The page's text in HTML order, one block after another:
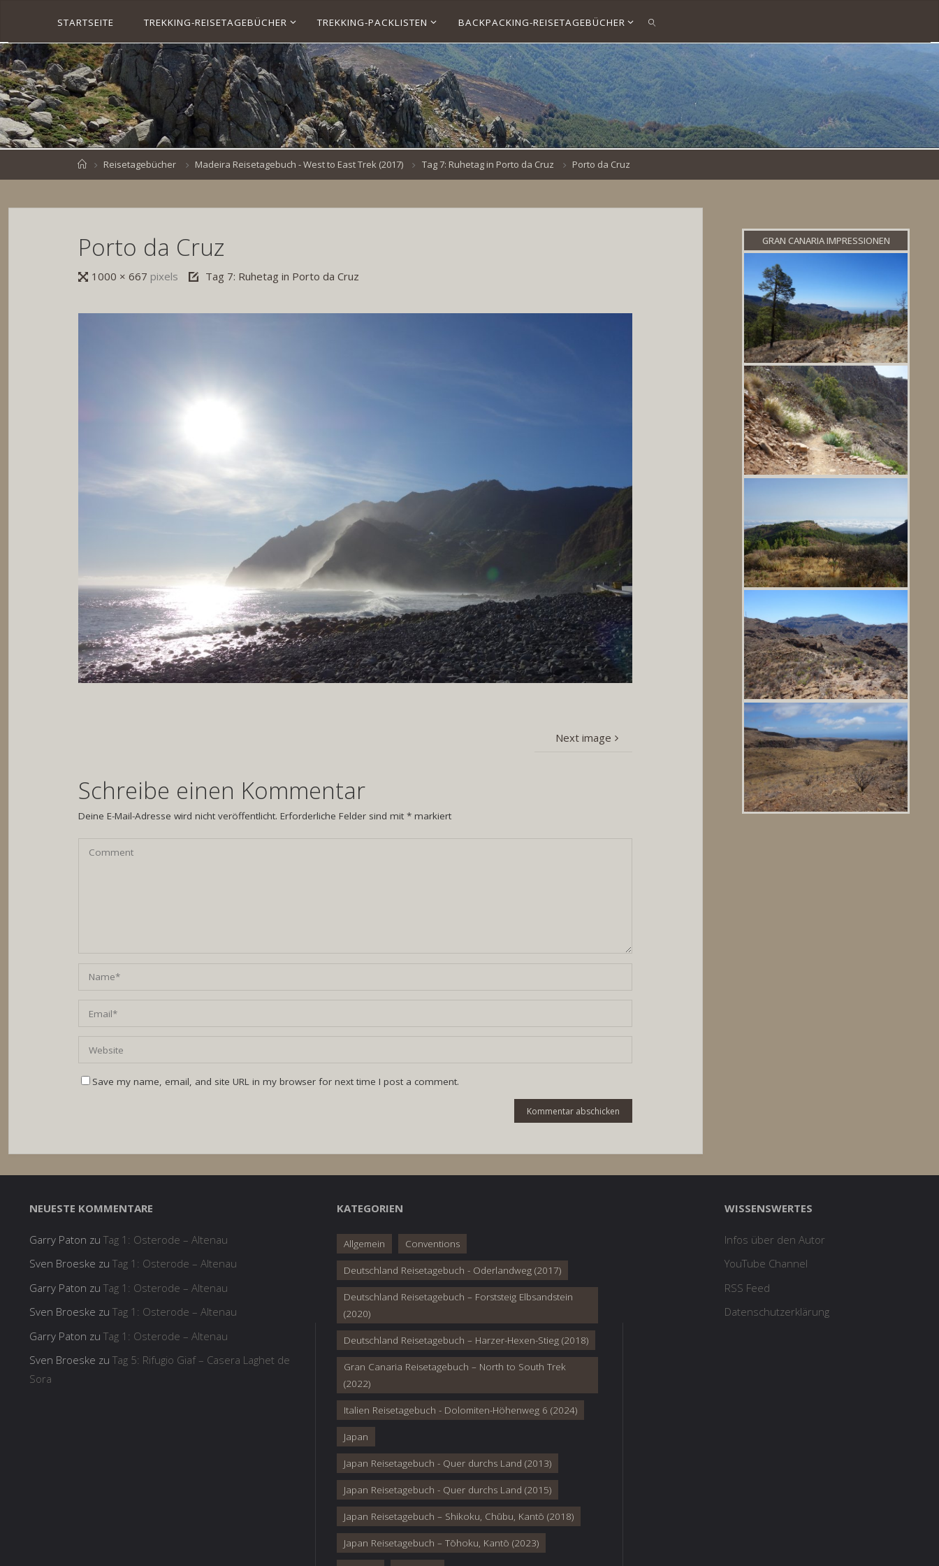
content
VE
NB
RO
ESK
E.D
STARTSEITE TREKKING-REISETAGEBÜCHER TREKKING-PACKLISTEN BACKPACKING-REISETAGEBÜCHER
SEARCH
HomeReisetagebücher Madeira Reisetagebuch - West to East Trek (2017) Tag 7: Ruhetag in Porto da Cruz Porto da Cruz
Porto da Cruz
Full1000 × 667 pixels Tag 7: Ruhetag in Porto da Cruz
Next image
Schreibe einen Kommentar
Deine E-Mail-Adresse wird nicht veröffentlicht. Erforderliche Felder sind mit* markiert
Save my name, email, and site URL in my browser for next time I post a comment.
GRAN CANARIA IMPRESSIONEN
NEUESTE KOMMENTARE
Garry Paton zu Tag 1: Osterode – Altenau
Sven Broeske zu Tag 1: Osterode – Altenau
Garry Paton zu Tag 1: Osterode – Altenau
Sven Broeske zu Tag 1: Osterode – Altenau
Garry Paton zu Tag 1: Osterode – Altenau
Sven Broeske zu Tag 5: Rifugio Giaf – Casera Laghet de
Sora
KATEGORIEN
Allgemein Conventions
Deutschland Reisetagebuch - Oderlandweg (2017)
Deutschland Reisetagebuch – Forststeig Elbsandstein
(2020)
Deutschland Reisetagebuch – Harzer-Hexen-Stieg (2018)
Gran Canaria Reisetagebuch – North to South Trek
(2022)
Italien Reisetagebuch - Dolomiten-Höhenweg 6 (2024)
Japan
Japan Reisetagebuch - Quer durchs Land (2013)
Japan Reisetagebuch - Quer durchs Land (2015)
Japan Reisetagebuch – Shikoku, Chūbu, Kantō (2018)
Japan Reisetagebuch – Tōhoku, Kantō (2023)
WISSENSWERTES
Infos über den Autor
YouTube Channel
RSS Feed
Datenschutzerklärung